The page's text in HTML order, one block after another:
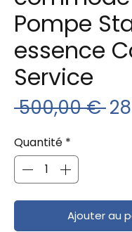
Pompe
essence
Service
500,00 €
Quantité *
Ajouter au